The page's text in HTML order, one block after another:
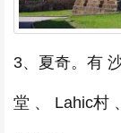
3、夏奇。有
堂 、 Lahic村